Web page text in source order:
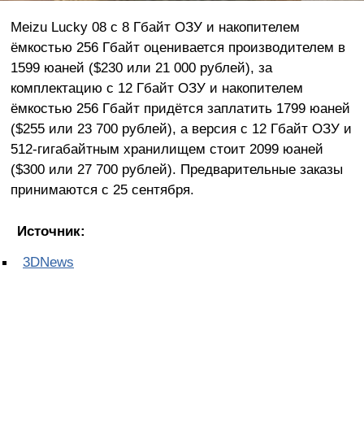
Meizu Lucky 08 с 8 Гбайт ОЗУ и накопителем
ёмкостью 256 Гбайт оценивается производителем в
1599 юаней ($230 или 21 000 рублей), за
комплектацию с 12 Гбайт ОЗУ и накопителем
ёмкостью 256 Гбайт придётся заплатить 1799 юаней
($255 или 23 700 рублей), а версия с 12 Гбайт ОЗУ и
512-гигабайтным хранилищем стоит 2099 юаней
($300 или 27 700 рублей). Предварительные заказы
принимаются с 25 сентября.
Источник:
3DNews